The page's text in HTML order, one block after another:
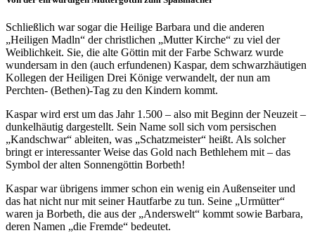
Schließlich war sogar die Heilige Barbara und die anderen
„Heiligen Madln“ der christlichen „Mutter Kirche“ zu viel der
Weiblichkeit. Sie, die alte Göttin mit der Farbe Schwarz wurde
wundersam in den (auch erfundenen) Kaspar, dem schwarzhäutigen
Kollegen der Heiligen Drei Könige verwandelt, der nun am
Perchten- (Bethen)-Tag zu den Kindern kommt.
Kaspar wird erst um das Jahr 1.500 – also mit Beginn der Neuzeit –
dunkelhäutig dargestellt. Sein Name soll sich vom persischen
„Kandschwar“ ableiten, was „Schatzmeister“ heißt. Als sol­cher
bringt er interessanter Wei­se das Gold nach Bethlehem mit – das
Sym­bol der al­ten Son­nen­göt­tin Bor­beth!
Kaspar war übrigens immer schon ein wenig ein Außen­seiter und
das hat nicht nur mit sei­ner Hautfarbe zu tun. Seine „Urmütter“
waren ja Borbeth, die aus der „Anderswelt“ kommt sowie Barbara,
deren Namen „die Fremde“ bedeutet.